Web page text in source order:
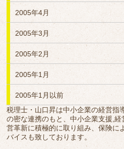
2005年4月
2005年3月
2005年2月
2005年1月
2005年1月以前
税理士・山口昇は中小企業の経営指
の密な連携のもと、中小企業支援,
営革新に積極的に取り組み、保険に
バイスも致しております。